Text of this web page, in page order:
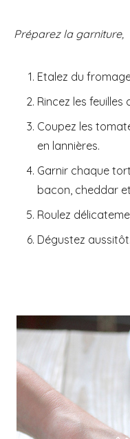
Préparez la garniture,
Etalez du
Rincez les feuilles
Coupez les
en lannières.
Garnir chaque
bacon, cheddar
Roulez
Dégustez aussitôt.